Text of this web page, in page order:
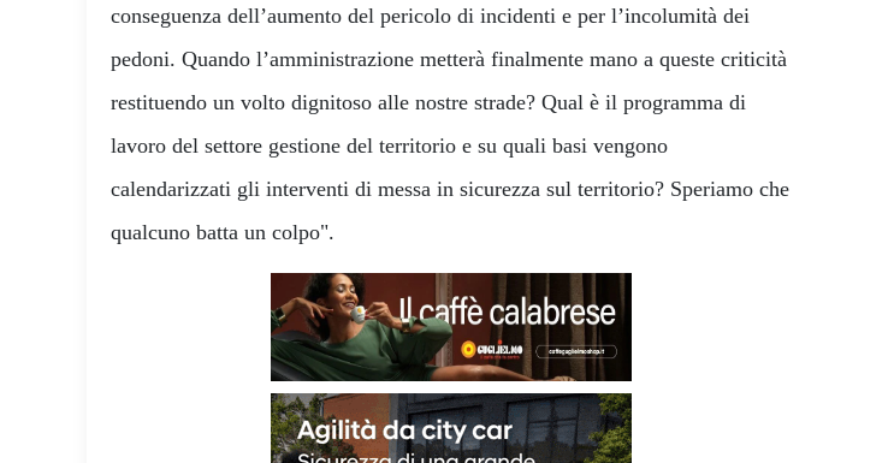
conseguenza dell’aumento del pericolo di incidenti e per l’incolumità dei
pedoni. Quando l’amministrazione metterà finalmente mano a queste criticità
restituendo un volto dignitoso alle nostre strade? Qual è il programma di
lavoro del settore gestione del territorio e su quali basi vengono
calendarizzati gli interventi di messa in sicurezza sul territorio? Speriamo che
qualcuno batta un colpo".